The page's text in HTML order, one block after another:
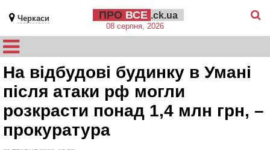
Черкаси ПРО ВСЕ .ck.ua
08 серпня, 2026
На відбудові будинку в Умані
після атаки рф могли
розкрасти понад 1,4 млн грн, –
прокуратура